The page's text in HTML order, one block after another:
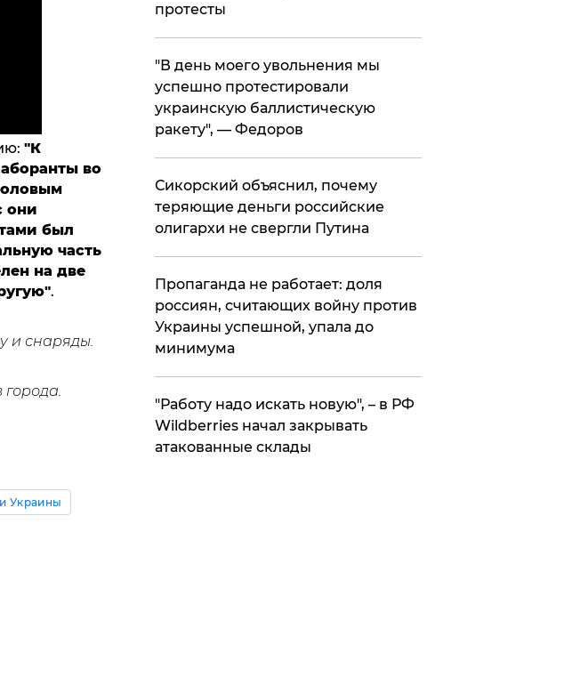
"К
во
они
был
часть
на две
.
и снаряды.
Украины
протесты
​"В день моего увольнения мы
успешно протестировали
украинскую баллистическую
ракету", — Федоров
Сикорский объяснил, почему
теряющие деньги российские
олигархи не свергли Путина
​Пропаганда не работает: доля
россиян, считающих войну против
Украины успешной, упала до
минимума
"Работу надо искать новую", – в РФ
Wildberries начал закрывать
атакованные склады